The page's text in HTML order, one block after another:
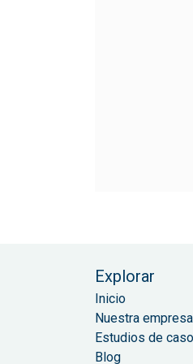
Explorar
Inicio
Nuestra empresa
Estudios de caso
Blog